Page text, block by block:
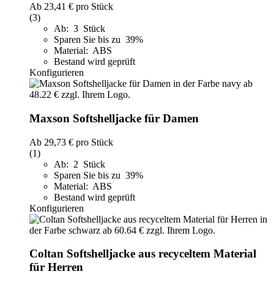
Ab 23,41 € pro Stück
(3)
Ab: 3 Stück
Sparen Sie bis zu 39%
Material: ABS
Bestand wird geprüft
Konfigurieren
Maxson Softshelljacke für Damen
Ab 29,73 € pro Stück
(1)
Ab: 2 Stück
Sparen Sie bis zu 39%
Material: ABS
Bestand wird geprüft
Konfigurieren
Coltan Softshelljacke aus recyceltem Material
für Herren